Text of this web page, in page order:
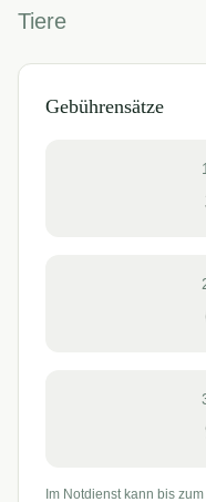
Tiere
Gebührensätze
Im Notdienst kann bis